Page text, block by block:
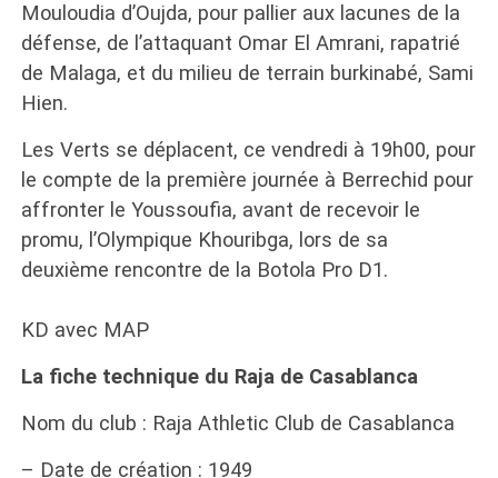
Mouloudia d’Oujda, pour pallier aux lacunes de la
défense, de l’attaquant Omar El Amrani, rapatrié
de Malaga, et du milieu de terrain burkinabé, Sami
Hien.
Les Verts se déplacent, ce vendredi à 19h00, pour
le compte de la première journée à Berrechid pour
affronter le Youssoufia, avant de recevoir le
promu, l’Olympique Khouribga, lors de sa
deuxième rencontre de la Botola Pro D1.
KD avec MAP
La fiche technique du Raja de Casablanca
Nom du club : Raja Athletic Club de Casablanca
– Date de création : 1949